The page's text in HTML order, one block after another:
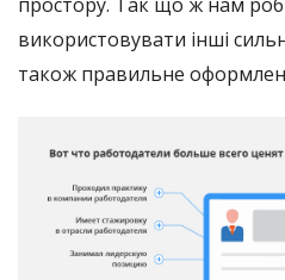
використовувати інші
також правильне